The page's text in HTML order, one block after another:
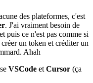
des plateformes, c'est
. J'ai vraiment besoin de
puis ce n'est pas comme si
un token et créditer un
Ahah
VSCode et Cursor (ça